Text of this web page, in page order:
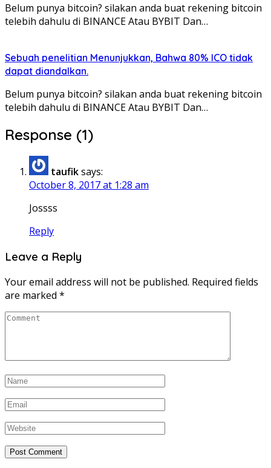
Belum punya bitcoin? silakan anda buat rekening bitcoin
telebih dahulu di BINANCE Atau BYBIT Dan…
Sebuah penelitian Menunjukkan, Bahwa 80% ICO tidak
dapat diandalkan.
Belum punya bitcoin? silakan anda buat rekening bitcoin
telebih dahulu di BINANCE Atau BYBIT Dan…
Response (1)
taufiksays:
October 8, 2017 at 1:28 am
Jossss
Reply
Leave a Reply
Your email address will not be published. Required fields
are marked *